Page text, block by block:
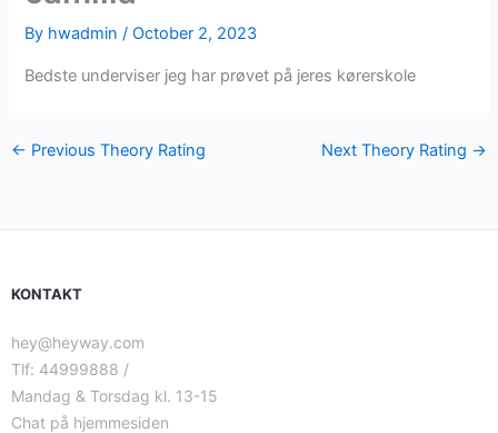
By hwadmin/October 2, 2023
Bedste underviser jeg har prøvet på jeres kørerskole
← Previous Theory Rating Next Theory Rating →
KONTAKT
hey@heyway.com
Tlf: 44999888 /
Mandag & Torsdag kl. 13-15
Chat på hjemmesiden